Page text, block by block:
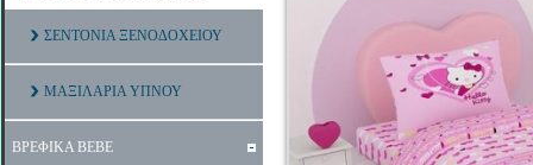
ΣΕΝΤΟΝΙΑ ΞΕΝΟΔΟΧΕΙΟΥ
ΜΑΞΙΛΑΡΙΑ ΥΠΝΟΥ
ΒΡΕΦΙΚΑ ΒΕΒΕ